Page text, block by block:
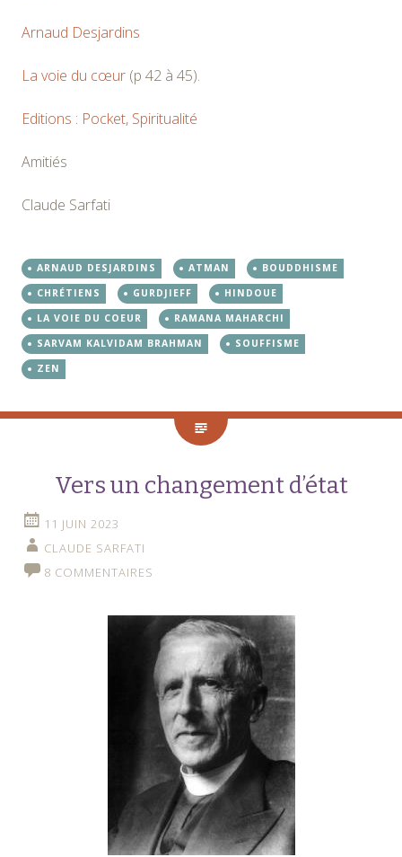
Arnaud Desjardins
La voie du cœur (p 42 à 45).
Editions : Pocket, Spiritualité
Amitiés
Claude Sarfati
ARNAUD DESJARDINS ATMAN
BOUDDHISME
CHRÉTIENS
GURDJIEFF
HINDOUE
LA VOIE DU COEUR
RAMANA MAHARCHI
SARVAM KALVIDAM BRAHMAN
SOUFFISME
ZEN
Vers un changement d’état
11 JUIN 2023
CLAUDE SARFATI
8 COMMENTAIRES